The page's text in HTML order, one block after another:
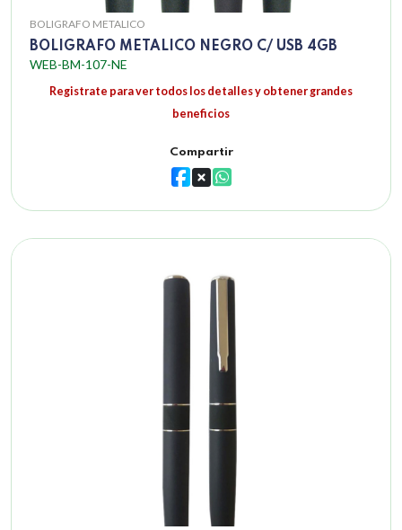
BOLIGRAFO METALICO
BOLIGRAFO METALICO NEGRO C/ USB 4GB
WEB-BM-107-NE
Registrate para ver todos los detalles y obtener grandes
beneficios
Compartir